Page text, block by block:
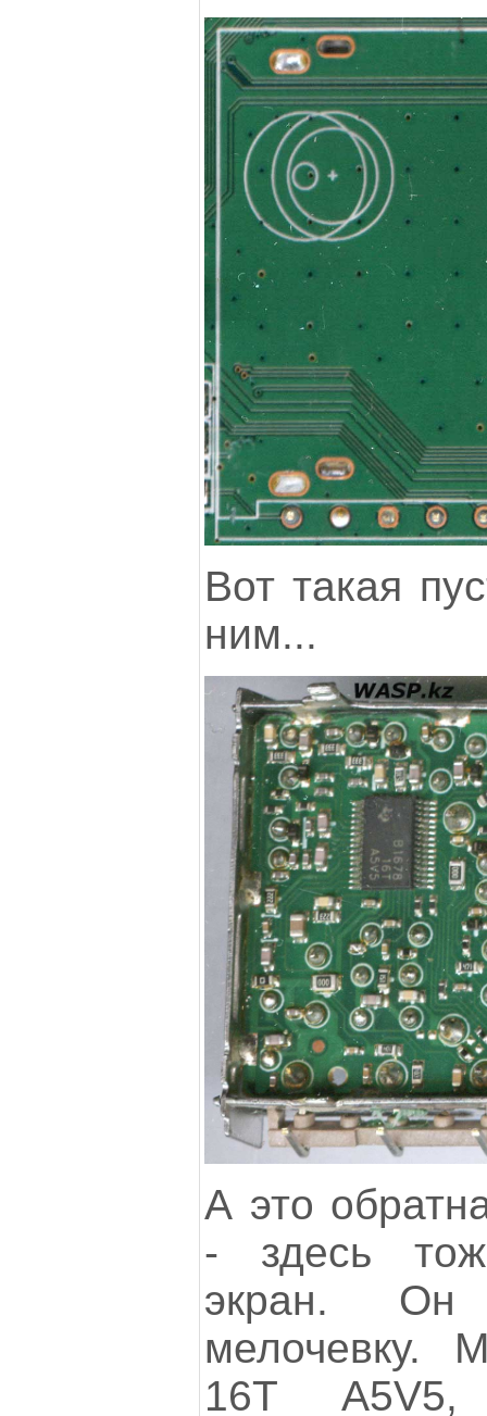
Вот такая
ним...
А это
- здесь
экран.
мелочевку.
16T A5V5,